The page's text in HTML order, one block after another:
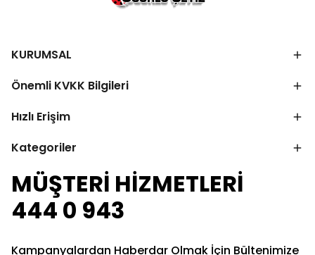
KURUMSAL
Önemli KVKK Bilgileri
Hızlı Erişim
Kategoriler
MÜŞTERİ HİZMETLERİ
444 0 943
Kampanyalardan Haberdar Olmak İçin Bültenimize